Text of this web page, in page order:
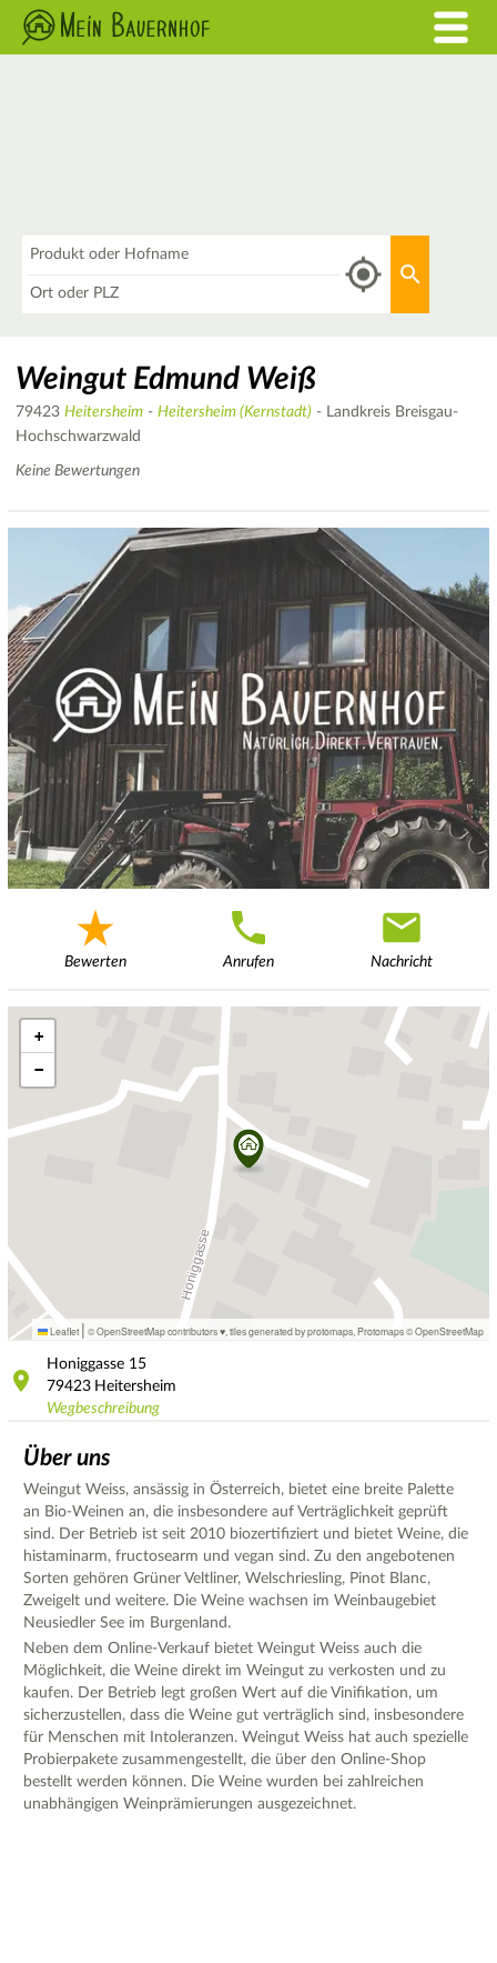
Weingut Edmund Weiß
79423 Heitersheim - Heitersheim (Kernstadt) - Landkreis Breisgau-
Hochschwarzwald
Keine Bewertungen
Bewerten Anrufen Nachricht
+
−
Leaflet | © OpenStreetMap contributors ♥, tiles generated by protomaps Protomaps©OpenStreetMap
Honiggasse 15
79423 Heitersheim
Wegbeschreibung
Über uns
Weingut Weiss, ansässig in Österreich, bietet eine breite Palette
an Bio-Weinen an, die insbesondere auf Verträglichkeit geprüft
sind. Der Betrieb ist seit 2010 biozertifiziert und bietet Weine, die
histaminarm, fructosearm und vegan sind. Zu den angebotenen
Sorten gehören Grüner Veltliner, Welschriesling, Pinot Blanc,
Zweigelt und weitere. Die Weine wachsen im Weinbaugebiet
Neusiedler See im Burgenland.
Neben dem Online-Verkauf bietet Weingut Weiss auch die
Möglichkeit, die Weine direkt im Weingut zu verkosten und zu
kaufen. Der Betrieb legt großen Wert auf die Vinifikation, um
sicherzustellen, dass die Weine gut verträglich sind, insbesondere
für Menschen mit Intoleranzen. Weingut Weiss hat auch spezielle
Probierpakete zusammengestellt, die über den Online-Shop
bestellt werden können. Die Weine wurden bei zahlreichen
unabhängigen Weinprämierungen ausgezeichnet.